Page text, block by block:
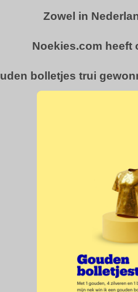
Zowel in
Noekies.com heeft
bolletjes trui